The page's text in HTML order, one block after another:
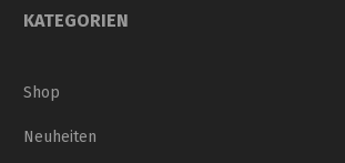
KATEGORIEN
Shop
Neuheiten